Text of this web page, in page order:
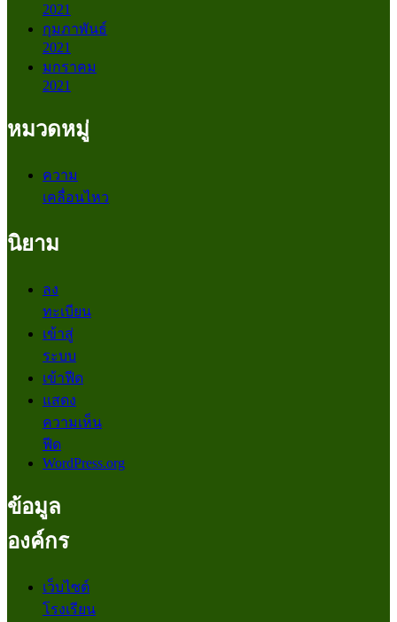
2021
กุมภาพันธ์
2021
มกราคม
2021
หมวดหมู่
ความ
เคลื่อนไหว
นิยาม
ลง
ทะเบียน
เข้าสู่
ระบบ
เข้าฟีด
แสดง
ความเห็น
ฟีด
WordPress.org
ข้อมูล
องค์กร
เว็บไซต์
โรงเรียน